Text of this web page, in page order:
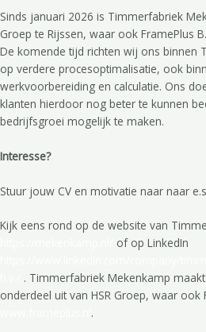
Sinds januari 2026 is Timmerfabriek
Groep te Rijssen, waar ook FramePlus
De komende tijd richten wij ons binnen
op verdere procesoptimalisatie, ook
werkvoorbereiding en calculatie. Ons
klanten hierdoor nog beter te kunnen
bedrijfsgroei mogelijk te maken.
Interesse?
Stuur jouw CV en motivatie naar naar
Kijk eens rond op de website van
of op LinkedIn
. Timmerfabriek Mekenkamp
onderdeel uit van HSR Groep, waar ook
.